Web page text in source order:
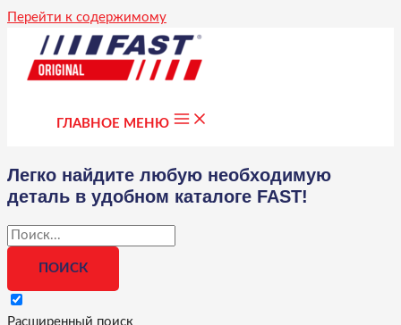
Перейти к содержимому
ГЛАВНОЕ МЕНЮ
Легко найдите любую необходимую
деталь в удобном каталоге FAST!
Расширенный поиск